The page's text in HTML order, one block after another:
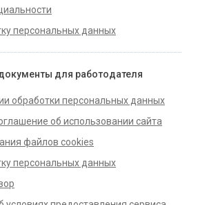
персональных данных
для работодателя
обработки персональных данных
об использовании сайта
файлов cookies
персональных данных